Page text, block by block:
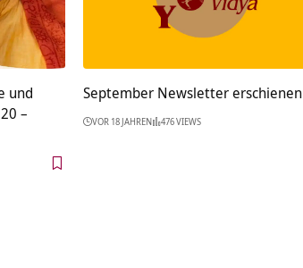
und
–
September Newsletter erschienen
VOR 18 JAHREN 476 VIEWS